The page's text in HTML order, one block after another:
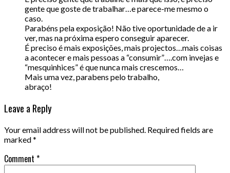
gente que goste de trabalhar…e parece-me mesmo o
caso.
Parabéns pela exposição! Não tive oportunidade de a ir
ver, mas na próxima espero conseguir aparecer.
É preciso é mais exposições, mais projectos…mais coisas
a acontecer e mais pessoas a “consumir”….com invejas e
“mesquinhices” é que nunca mais crescemos…
Mais uma vez, parabens pelo trabalho,
abraço!
Leave a Reply
Your email address will not be published. Required fields are
marked*
Comment *